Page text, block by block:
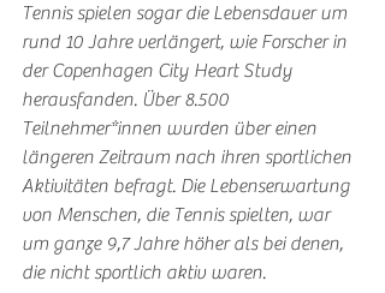
Tennis spielen sogar die Lebensdauer um
rund 10 Jahre verlängert, wie Forscher in
der Copenhagen City Heart Study
herausfanden. Über 8.500
Teilnehmer*innen wurden über einen
längeren Zeitraum nach ihren sportlichen
Aktivitäten befragt. Die Lebenserwartung
von Menschen, die Tennis spielten, war
um ganze 9,7 Jahre höher als bei denen,
die nicht sportlich aktiv waren.